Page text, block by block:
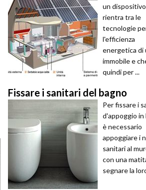
un
rientra tra le
tecnologie
l'efficienza
energetica di
immobile e
quindi per ...
Fissare i sanitari del bagno
Per fissare i
d'appoggio in
è necessario
appoggiare i
sanitari al
con una
segnare la